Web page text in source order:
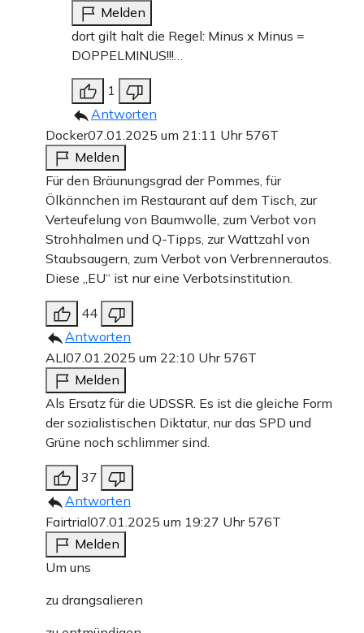
Melden
dort gilt halt die Regel: Minus x Minus =
DOPPELMINUS!!!…
1
Antworten
Docker07.01.2025 um 21:11 Uhr 576T
Melden
Für den Bräunungsgrad der Pommes, für
Ölkännchen im Restaurant auf dem Tisch, zur
Verteufelung von Baumwolle, zum Verbot von
Strohhalmen und Q-Tipps, zur Wattzahl von
Staubsaugern, zum Verbot von Verbrennerautos.
Diese „EU“ ist nur eine Verbotsinstitution.
44
Antworten
ALI07.01.2025 um 22:10 Uhr 576T
Melden
Als Ersatz für die UDSSR. Es ist die gleiche Form
der sozialistischen Diktatur, nur das SPD und
Grüne noch schlimmer sind.
37
Antworten
Fairtrial07.01.2025 um 19:27 Uhr 576T
Melden
Um uns
zu drangsalieren